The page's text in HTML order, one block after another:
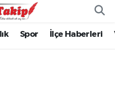
Spor İlçe Haberleri